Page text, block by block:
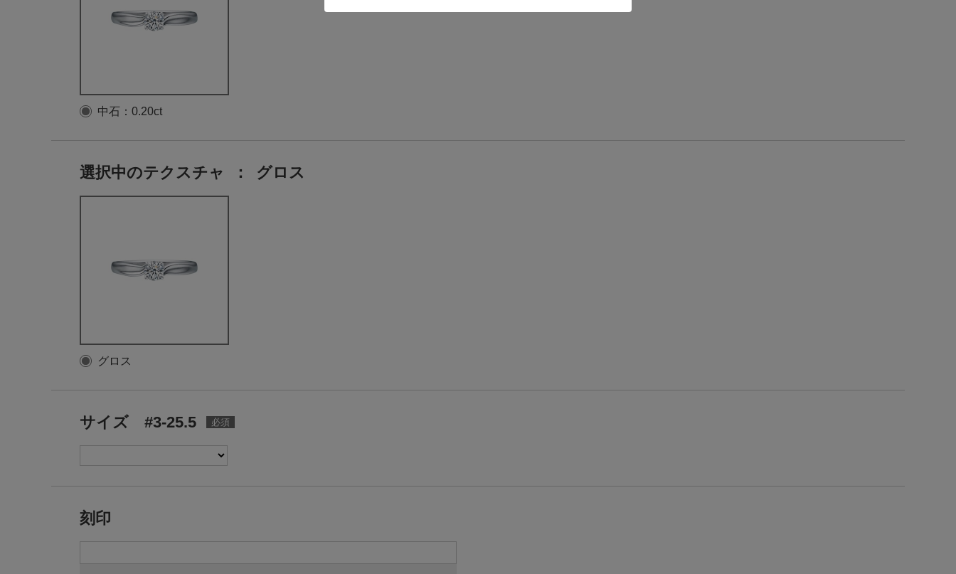
中石：0.20ct
選択中のテクスチャ ： グロス
グロス
サイズ #3-25.5
刻印